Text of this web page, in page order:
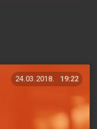
24.03.2018. 19:22